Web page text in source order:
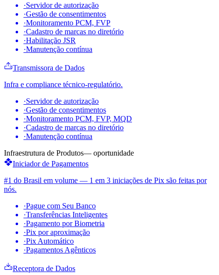
·Servidor de autorização
·Gestão de consentimentos
·Monitoramento PCM, FVP
·Cadastro de marcas no diretório
·Habilitação JSR
·Manutenção contínua
Transmissora de Dados
Infra e compliance técnico-regulatório.
·Servidor de autorização
·Gestão de consentimentos
·Monitoramento PCM, FVP, MQD
·Cadastro de marcas no diretório
·Manutenção contínua
Infraestrutura de Produtos— oportunidade
Iniciador de Pagamentos
#1 do Brasil em volume — 1 em 3 iniciações de Pix são feitas por
nós.
·Pague com Seu Banco
·Transferências Inteligentes
·Pagamento por Biometria
·Pix por aproximação
·Pix Automático
·Pagamentos Agênticos
Receptora de Dados